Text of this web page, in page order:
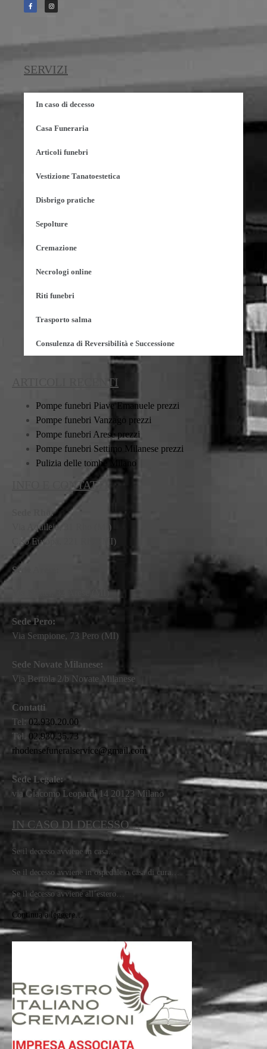
SERVIZI
In caso di decesso
Casa Funeraria
Articoli funebri
Vestizione Tanatoestetica
Disbrigo pratiche
Sepolture
Cremazione
Necrologi online
Riti funebri
Trasporto salma
Consulenza di Reversibilità e Successione
ARTICOLI RECENTI
Pompe funebri Piave Emanuele prezzi
Pompe funebri Vanzago prezzi
Pompe funebri Arese prezzi
Pompe funebri Settimo Milanese prezzi
Pulizia delle tombe Milano
INFO E CONTATTI
Sede Rho:
Via Aquileia, 31 Rho (MI)
C.so Europa, 221 Rho (MI)
Sede Arese:
Via Mattei, 32 Arese (MI)
Sede Pero:
Via Sempione, 73 Pero (MI)
Sede Novate Milanese:
Via Bertola 2/b Novate Milanese
Contatti
Tel: 02.930.20.00
Tel. 02.930.35.73
rhodensefuneralservice@gmail.com
Sede Legale:
via Giacomo Leopardi 14 20123 Milano
IN CASO DI DECESSO…
Se il decesso avviene in casa…
Se il decesso avviene in ospedale o casa di cura…
Se il decesso avviene all’estero…
Continua a leggere…